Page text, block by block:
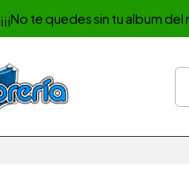
¡¡¡No te quedes sin tu album